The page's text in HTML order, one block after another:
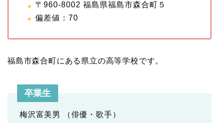
〒960-8002 福島県福島市森合町５
偏差値：70
福島市森合町にある県立の高等学校です。
卒業生
梅沢富美男 （俳優・歌手）